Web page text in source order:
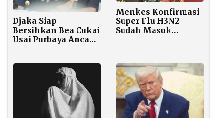
Djaka Siap
Bersihkan Bea Cukai
Usai Purbaya Ancam
Menkes Konfirmasi
Super Flu H3N2
Sudah Masuk
Kematian Sangat
Rendah